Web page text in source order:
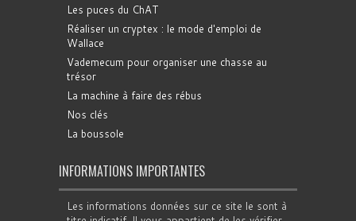
Les puces du ChAT
Réaliser un cryptex : le mode d'emploi de
Wallace
Vademecum pour organiser une chasse au
trésor
La machine à faire des rébus
Nos clés
La boussole
INFORMATIONS IMPORTANTES
Les informations données sur ce site le sont à